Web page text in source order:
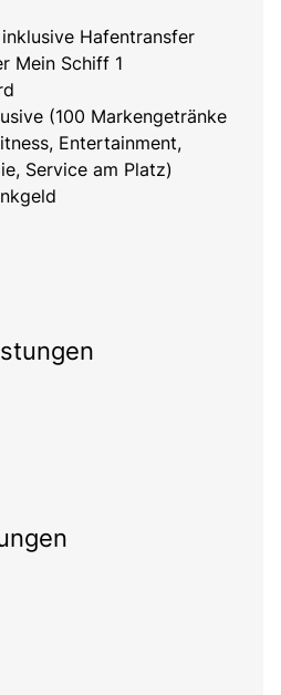
Hafentransfer
Mein Schiff 1
(100 Markengetränke
Entertainment,
Service am Platz)